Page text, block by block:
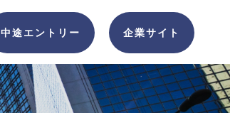
中途エントリー 企業サイト